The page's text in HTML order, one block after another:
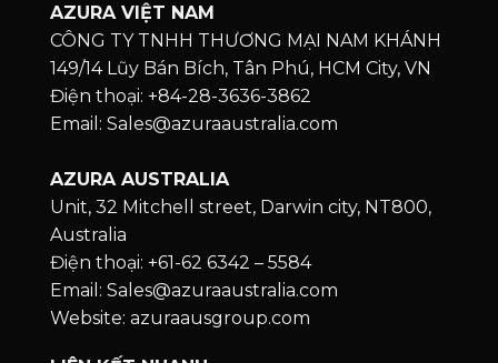
AZURA VIỆT NAM
CÔNG TY TNHH THƯƠNG MẠI NAM KHÁNH
149/14 Lũy Bán Bích, Tân Phú, HCM City, VN
Điện thoại: +84-28-3636-3862
Email: Sales@azuraaustralia.com
AZURA AUSTRALIA
Unit, 32 Mitchell street, Darwin city, NT800,
Australia
Điện thoại: +61-62 6342 – 5584
Email: Sales@azuraaustralia.com
Website: azuraausgroup.com